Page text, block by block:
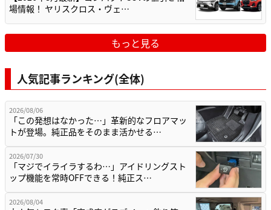
場情報！ ヤリスクロス・ヴェ…
もっと見る
人気記事ランキング(全体)
2026/08/06
「この発想はなかった…」革新的なフロアマッ
トが登場。純正品をそのまま活かせる…
2026/07/30
「マジでイライラするわ…」アイドリングスト
ップ機能を常時OFFできる！純正ス…
2026/08/04